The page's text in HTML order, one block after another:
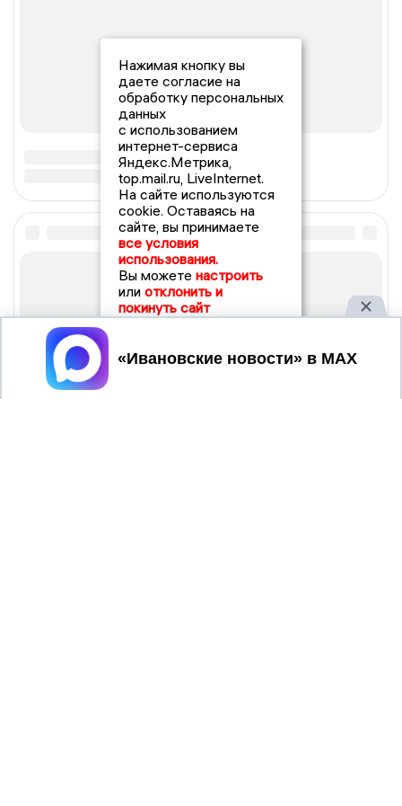
Нажимая кнопку вы
даете согласие на
обработку персональных
данных
с использованием
интернет-сервиса
Яндекс.Метрика,
top.mail.ru, LiveInternet.
На сайте используются
cookie. Оставаясь на
сайте, вы принимаете
все условия
использования.
Вы можете настроить
или отклонить и
покинуть сайт
Принять